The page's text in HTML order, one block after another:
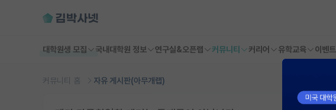
대학원생 모집 국내대학원 정보 연구실&오픈랩 커뮤니티 커리어 유학교육 이벤트
커뮤니티 홈 자유 게시판(아무개랩)